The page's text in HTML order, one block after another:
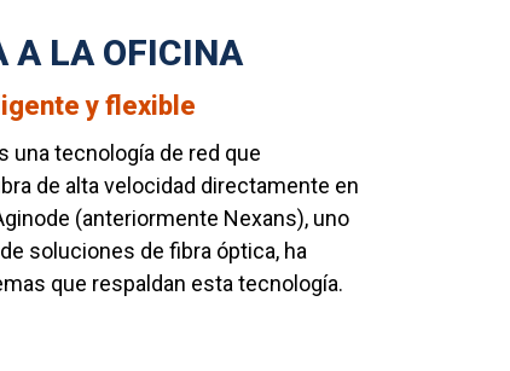
A LA OFICINA
y flexible
una tecnología de red que
de alta velocidad directamente en
(anteriormente Nexans), uno
soluciones de fibra óptica, ha
que respaldan esta tecnología.